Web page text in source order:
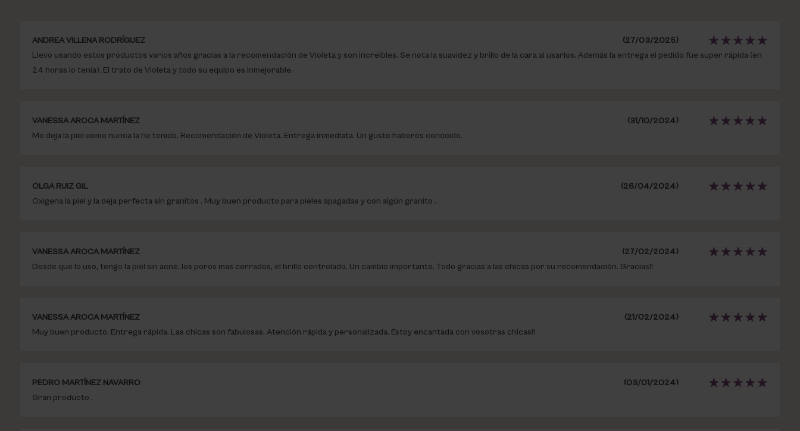
ANDREA VILLENA RODRÍGUEZ
(27/03/2025)
Llevo usando estos productos varios años gracias a la recomendación de Violeta y son increíbles. Se nota la suavidez y brillo de la cara al usarlos. Además la entrega el pedido fue super rápida (en
24 horas lo tenía). El trato de Violeta y todo su equipo es inmejorable.
VANESSA AROCA MARTÍNEZ
(31/10/2024)
Me deja la piel como nunca la he tenido. Recomendación de Violeta. Entrega inmediata. Un gusto haberos conocido.
OLGA RUIZ GIL
(26/04/2024)
Oxigena la piel y la deja perfecta sin granitos . Muy buen producto para pieles apagadas y con algún granito .
VANESSA AROCA MARTÍNEZ
(27/02/2024)
Desde que lo uso, tengo la piel sin acné, los poros mas cerrados, el brillo controlado. Un cambio importante. Todo gracias a las chicas por su recomendación. Gracias!!
VANESSA AROCA MARTÍNEZ
(21/02/2024)
Muy buen producto. Entrega rápida. Las chicas son fabulosas. Atención rápida y personalizada. Estoy encantada con vosotras chicas!!
PEDRO MARTÍNEZ NAVARRO
(03/01/2024)
Gran producto .